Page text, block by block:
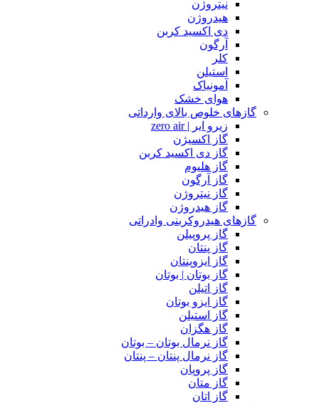
نیتروژن
هیدروژن
دی اکسید کربن
آرگون
کلر
استیلن
آمونیاک
هوای خشک
گازهای خلوص بالای وارداتی
زیرو ایر | zero air
گاز اکسیژن
گاز دی اکسید کربن
گاز هلیوم
گاز آرگون
گاز نیتروژن
گاز هیدروژن
گازهای هیدروکربنی وادراتی
گاز پروپیلن
گاز پنتان
گاز ایزوپنتان
گاز بوتان | بوتان
گاز اتیلن
گاز ایزو بوتان
گاز استیلن
گاز هگزان
گاز نرمال بوتان – بوتان
گاز نرمال پنتان – پنتان
گاز پروپان
گاز متان
گاز اتان